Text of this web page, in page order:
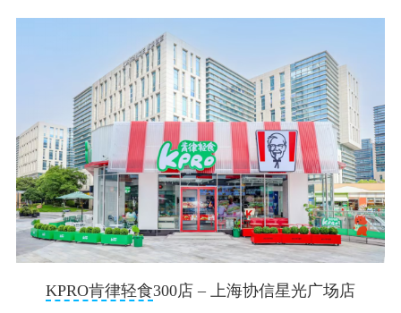
KPRO肯律轻食300店 – 上海协信星光广场店